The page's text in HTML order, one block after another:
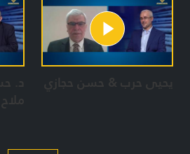
يحيى حرب & حسن حجازي د.
ملاح